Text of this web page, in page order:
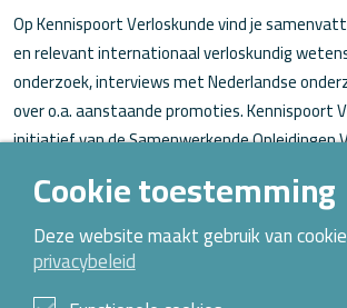
Op Kennispoort Verloskunde vind je
en relevant internationaal verloskundig
onderzoek, interviews met Nederlandse
over o.a. aanstaande promoties. Kennispoort
initiatief van de Samenwerkende Opleidingen
Over Kennispoort Verloskunde
Contact
Archief
Cookie toestemming
Deze website maakt gebruik van
privacybeleid